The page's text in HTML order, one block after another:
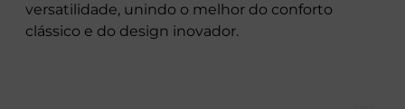
versatilidade, unindo o melhor do conforto
clássico e do design inovador.